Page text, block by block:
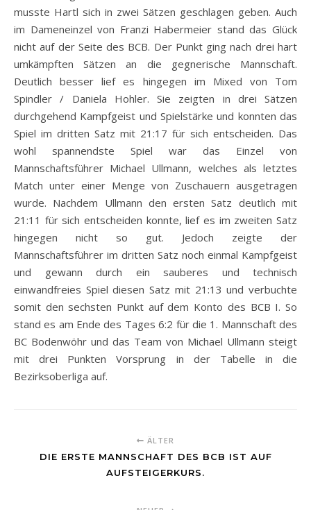
musste Hartl sich in zwei Sätzen geschlagen geben. Auch
im Dameneinzel von Franzi Habermeier stand das Glück
nicht auf der Seite des BCB. Der Punkt ging nach drei hart
umkämpften Sätzen an die gegnerische Mannschaft.
Deutlich besser lief es hingegen im Mixed von Tom
Spindler / Daniela Hohler. Sie zeigten in drei Sätzen
durchgehend Kampfgeist und Spielstärke und konnten das
Spiel im dritten Satz mit 21:17 für sich entscheiden. Das
wohl spannendste Spiel war das Einzel von
Mannschaftsführer Michael Ullmann, welches als letztes
Match unter einer Menge von Zuschauern ausgetragen
wurde. Nachdem Ullmann den ersten Satz deutlich mit
21:11 für sich entscheiden konnte, lief es im zweiten Satz
hingegen nicht so gut. Jedoch zeigte der
Mannschaftsführer im dritten Satz noch einmal Kampfgeist
und gewann durch ein sauberes und technisch
einwandfreies Spiel diesen Satz mit 21:13 und verbuchte
somit den sechsten Punkt auf dem Konto des BCB I. So
stand es am Ende des Tages 6:2 für die 1. Mannschaft des
BC Bodenwöhr und das Team von Michael Ullmann steigt
mit drei Punkten Vorsprung in der Tabelle in die
Bezirksoberliga auf.
ÄLTER
DIE ERSTE MANNSCHAFT DES BCB IST AUF
AUFSTEIGERKURS.